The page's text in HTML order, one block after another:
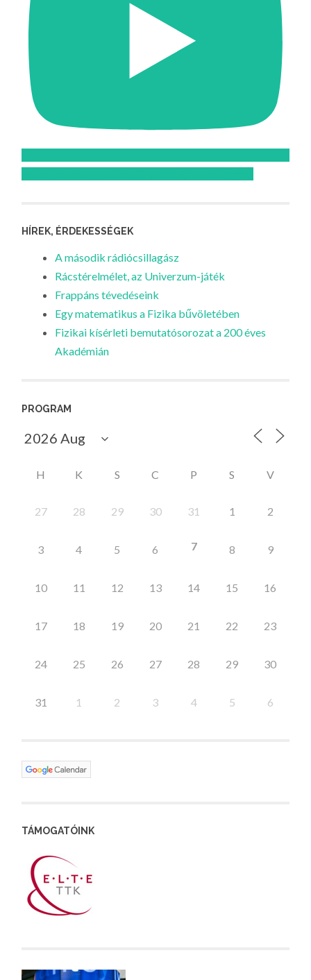
HÍREK, ÉRDEKESSÉGEK
A második rádiócsillagász
Rácstérelmélet, az Univerzum-játék
Frappáns tévedéseink
Egy matematikus a Fizika bűvöletében
Fizikai kísérleti bemutatósorozat a 200 éves
Akadémián
PROGRAM
H K S C P S V
27 28 29 30 31 1 2
3 4 5 6 7 8 9
10 11 12 13 14 15 16
17 18 19 20 21 22 23
24 25 26 27 28 29 30
31 1 2 3 4 5 6
TÁMOGATÓINK